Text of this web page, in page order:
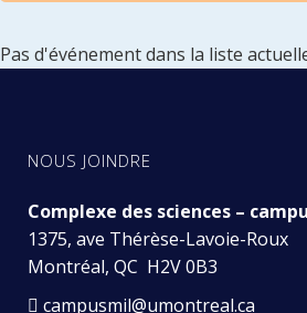
Pas d'événement dans la liste
NOUS JOINDRE
Complexe des sciences –
1375, ave Thérèse-Lavoie-Roux
Montréal, QC H2V 0B3
campusmil@umontreal.ca